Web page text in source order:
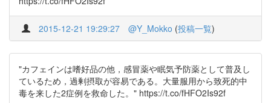
2015-12-21 19:29:27 @Y_Mokko (投稿一覧)
"カフェインは嗜好品の他，感冒薬や眠気予防薬として普及し
ているため，過剰摂取が容易である。大量服用から致死的中
毒を来した2症例を救命した。" https://t.co/fHFO2Is92f